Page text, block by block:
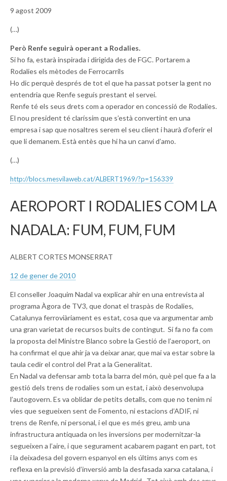
9 agost 2009
(…)
Però Renfe seguirà operant a Rodalies.
Si ho fa, estarà inspirada i dirigida des de FGC. Portarem a
Rodalies els mètodes de Ferrocarrils
Ho dic perquè després de tot el que ha passat potser la gent no
entendria que Renfe seguís prestant el servei.
Renfe té els seus drets com a operador en concessió de Rodalies.
El nou president té claríssim que s’està convertint en una
empresa i sap que nosaltres serem el seu client i haurà d’oferir el
que li demanem. Està entès que hi ha un canvi d’amo.
(…)
http://blocs.mesvilaweb.cat/ALBERT1969/?p=156339
AEROPORT I RODALIES COM LA
NADALA: FUM, FUM, FUM
ALBERT CORTES MONSERRAT
12 de gener de 2010
El conseller Joaquim Nadal va explicar ahir en una entrevista al
programa Àgora de TV3, que donat el traspàs de Rodalies,
Catalunya ferroviàriament es estat, cosa que va argumentar amb
una gran varietat de recursos buits de contingut. Si fa no fa com
la proposta del Ministre Blanco sobre la Gestió de l’aeroport, on
ha confirmat el que ahir ja va deixar anar, que mai va estar sobre la
taula cedir el control del Prat a la Generalitat.
En Nadal va defensar amb tota la barra del món, què pel que fa a la
gestió dels trens de rodalies som un estat, i això desenvolupa
l’autogovern. Es va oblidar de petits detalls, com que no tenim ni
vies que segueixen sent de Fomento, ni estacions d’ADIF, ni
trens de Renfe, ni personal, i el que es més greu, amb una
infrastructura antiquada on les inversions per modernitzar-la
segueixen a l’aire, i que segurament acabarem pagant en part, tot
i la deixadesa del govern espanyol en els últims anys com es
reflexa en la previsió d’inversió amb la desfasada xarxa catalana, i